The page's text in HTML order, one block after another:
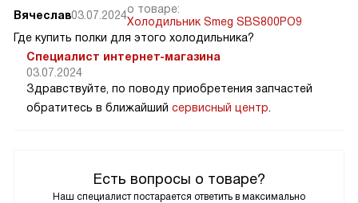
Есть вопросы о товаре?
Наш специалист постарается ответить в максимально
Вячеслав03.07.2024о товаре:
Холодильник Smeg SBS800PO9
Где купить полки для этого холодильника?
Специалист интернет-магазина
03.07.2024
Здравствуйте, по поводу приобретения запчастей
обратитесь в ближайший сервисный центр